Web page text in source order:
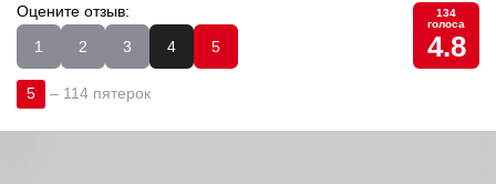
Оцените отзыв:
1
2 3 4 5
134
голоса
4.8
5 – 114 пятерок